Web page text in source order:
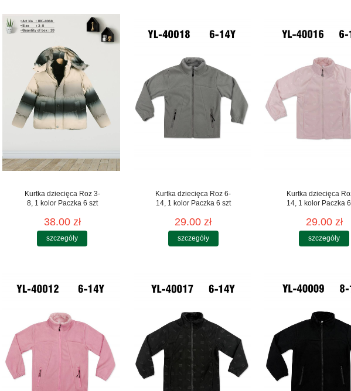
Kurtka dziecięca Roz 3-
8, 1 kolor Paczka 6 szt
38.00 zł
szczegóły
Kurtka dziecięca Roz 6-
14, 1 kolor Paczka 6 szt
29.00 zł
szczegóły
Kurtka dziecięca
14, 1 kolor Paczka
29.00 zł
szczegóły